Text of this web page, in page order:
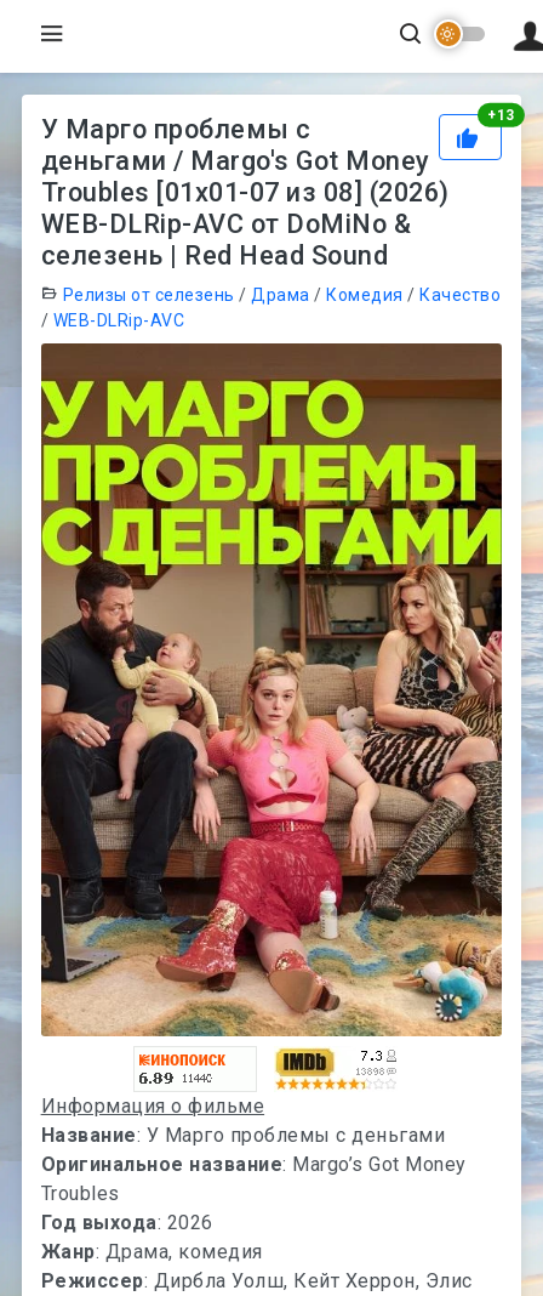
+13
У Марго проблемы с
деньгами / Margo's Got Money
Troubles [01x01-07 из 08] (2026)
WEB-DLRip-AVC от DoMiNo &
селезень | Red Head Sound
Релизы от селезень / Драма /Комедия /Качество
/ WEB-DLRip-AVC
Информация о фильме
Название: У Марго проблемы с деньгами
Оригинальное название: Margo’s Got Money
Troubles
Год выхода: 2026
Жанр: Драма, комедия
Режиссер: Дирбла Уолш, Кейт Херрон, Элис